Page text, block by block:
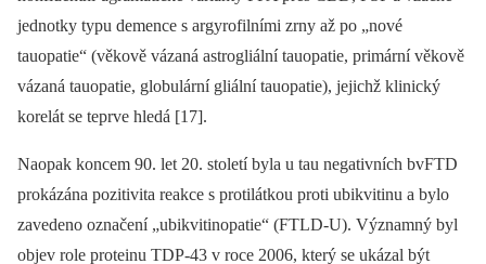
jednotky typu demence s argyrofilními zrny až po „nové
tauopatie“ (věkově vázaná astrogliální tauopatie, primární věkově
vázaná tauopatie, globulární gliální tauopatie), jejichž klinický
korelát se teprve hledá [17].
Naopak koncem 90. let 20. století byla u tau negativních bvFTD
prokázána pozitivita reakce s protilátkou proti ubikvitinu a bylo
zavedeno označení „ubikvitinopatie“ (FTLD-U). Významný byl
objev role proteinu TDP-43 v roce 2006, který se ukázal být